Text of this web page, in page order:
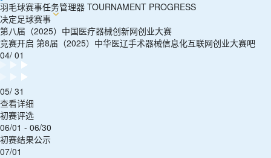
羽毛球赛事任务管理器 TOURNAMENT PROGRESS
决定足球赛事
第八届（2025）中国医疗器械创新网创业大赛
竞赛开启 第8届（2025）中华医辽手术器械信息化互联网创业大赛吧
04/ 01
05/ 31
查看详细
初赛评选
06/01 - 06/30
初赛结果公示
07/01